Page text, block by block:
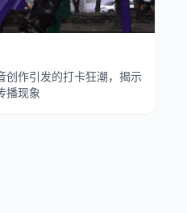
创作引发的打卡狂潮，揭示
播现象